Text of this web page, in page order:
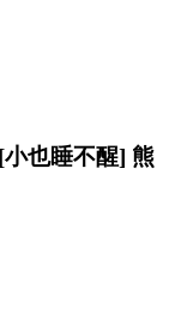
也睡不醒] 熊